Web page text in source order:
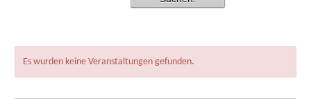
Es wurden keine Veranstaltungen gefunden.